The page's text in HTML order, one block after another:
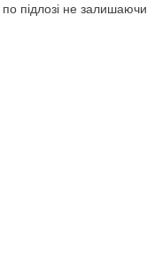
підлозі не залишаючи